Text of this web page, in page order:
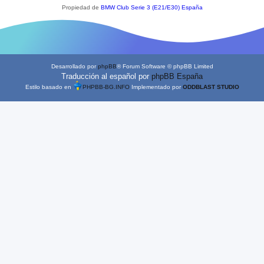
Propiedad de BMW Club Serie 3 (E21/E30) España
Desarrollado porphpBB® Forum Software © phpBB Limited
Traducción al español por phpBB España
Estilo basado en PHPBB-BG.INFOImplementado porODDBLAST STUDIO